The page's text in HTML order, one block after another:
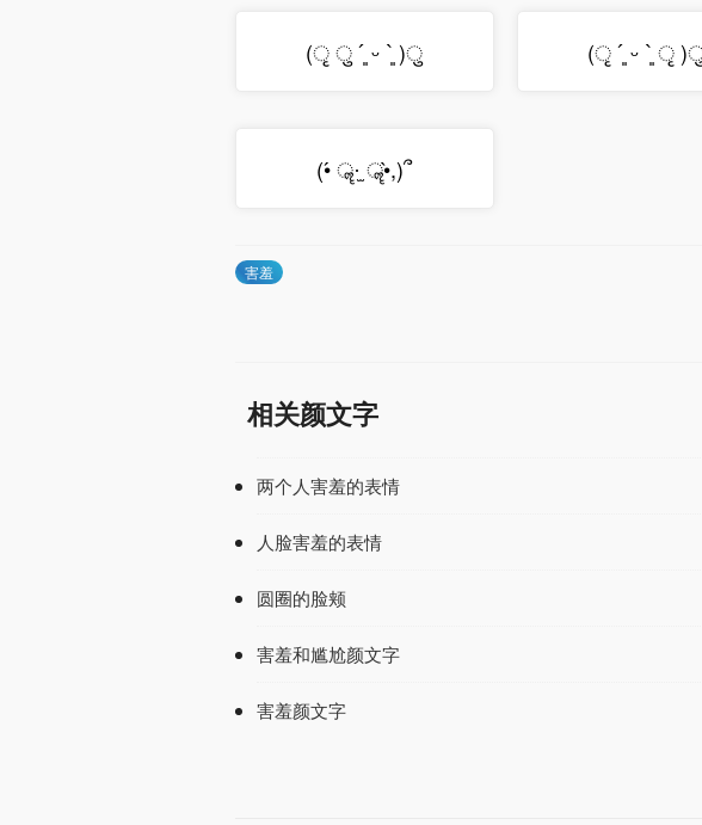
(ृ ु ´͈ ᵕ `͈ )ु (ृ ´͈ ᵕ `͈
(•́ ॣ·̫ ॣ•̀,)՞
害羞
相关颜文字
两个人害羞的表情
人脸害羞的表情
圆圈的脸颊
害羞和尴尬颜文字
害羞颜文字